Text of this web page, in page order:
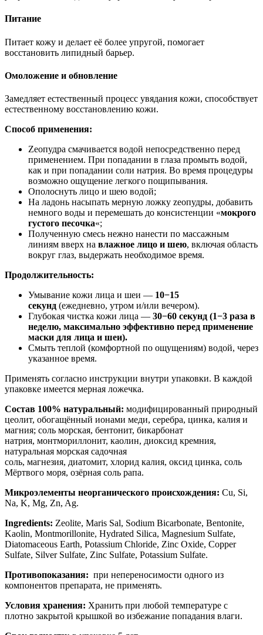
Питание
Питает кожу и делает её более упругой, помогает
восстановить липидный барьер.
Омоложение и обновление
Замедляет естественный процесс увядания кожи, способствует
естественному восстановлению кожи.
Способ применения:
Zеопудра смачивается водой непосредственно перед
применением. При попадании в глаза промыть водой,
как и при попадании соли натрия. Во время процедуры
возможно ощущение легкого пощипывания.
Ополоснуть лицо и шею водой;
На ладонь насыпать мерную ложку zeoпудры, добавить
немного воды и перемешать до консистенции «мокрого
густого песочка«;
Полученную смесь нежно нанести по массажным
линиям вверх на влажное лицо и шею, включая область
вокруг глаз, выдержать необходимое время.
Продолжительность:
Умывание кожи лица и шеи — 10−15
секунд (ежедневно, утром и/или вечером).
Глубокая чистка кожи лица — 30−60 секунд (1−3 раза в
неделю, максимально эффективно перед применение
маски для лица и шеи).
Смыть теплой (комфортной по ощущениям) водой, через
указанное время.
Применять согласно инструкции внутри упаковки. В каждой
упаковке имеется мерная ложечка.
Состав 100% натуральный: модифицированный природный
цеолит, обогащённый ионами меди, серебра, цинка, калия и
магния; соль морская, бентонит, бикарбонат
натрия, монтмориллонит, каолин, диоксид кремния,
натуральная морская садочная
соль, магнезия, диатомит, хлорид калия, оксид цинка, соль
Мёртвого моря, озёрная соль рапа.
Микроэлементы неорганического происхождения: Cu, Si,
Na, K, Mg, Zn, Ag.
Ingredients: Zeolite, Maris Sal, Sodium Bicarbonate, Bentonite,
Kaolin, Montmorillonite, Hydrated Silica, Magnesium Sulfate,
Diatomaceous Earth, Potassium Chloride, Zinc Oxide, Copper
Sulfate, Silver Sulfate, Zinc Sulfate, Potassium Sulfate.
Противопоказания: при непереносимости одного из
компонентов препарата, не применять.
Условия хранения: Хранить при любой температуре с
плотно закрытой крышкой во избежание попадания влаги.